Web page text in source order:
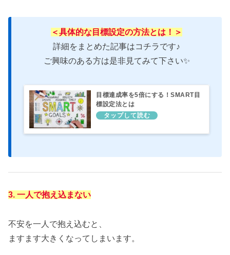
＜具体的な目標設定の方法とは！＞
詳細をまとめた記事はコチラです♪
ご興味のある方は是非見てみて下さい✨
目標達成率を5倍にする！SMART目
標設定法とは
3. 一人で抱え込まない
不安を一人で抱え込むと、
ますます大きくなってしまいます。